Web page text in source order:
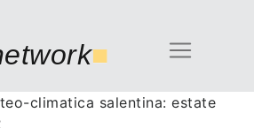
■
climatica salentina: estate